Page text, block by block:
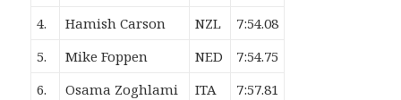
4.
Hamish Carson NZL
7:54.08
5.
Mike Foppen NED
7:54.75
6.
Osama Zoghlami ITA
7:57.81